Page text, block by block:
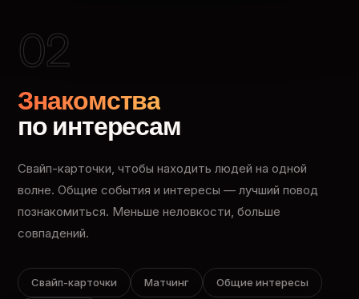
02
Знакомства
по интересам
Свайп-карточки, чтобы находить людей на одной
волне. Общие события и интересы — лучший повод
познакомиться. Меньше неловкости, больше
совпадений.
Свайп-карточки Матчинг Общие интересы